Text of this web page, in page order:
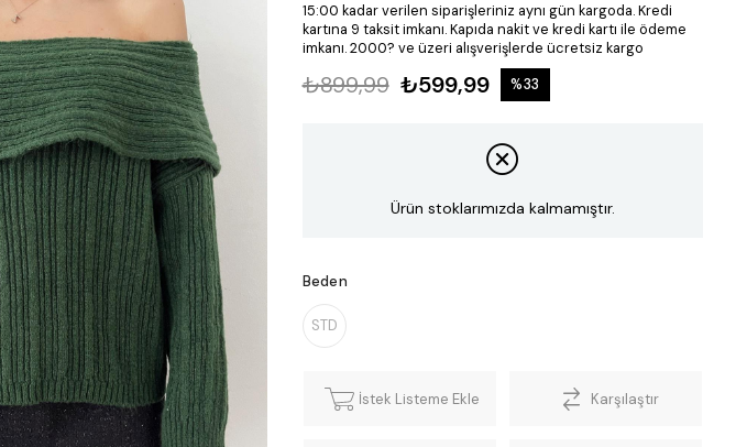
15:00 kadar verilen siparişleriniz aynı gün kargoda. Kredi
kartına 9 taksit imkanı. Kapıda nakit ve kredi kartı ile ödeme
imkanı. 2000? ve üzeri alışverişlerde ücretsiz kargo
₺899,99 ₺599,99 %33
Ürün stoklarımızda kalmamıştır.
Beden
STD
İstek Listeme Ekle Karşılaştır